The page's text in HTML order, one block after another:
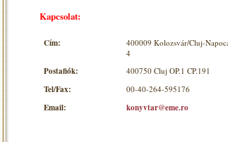
Kapcsolat:
Cím:
400009 Kolozsvár/Cluj-
4
Postafiók: 400750 Cluj OP.1 CP.191
Tel/Fax: 00-40-264-595176
Email: konyvtar@eme.ro